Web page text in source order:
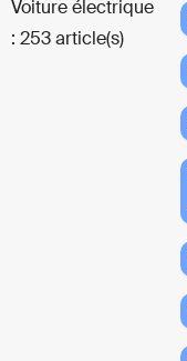
Voiture électrique
: 253 article(s)